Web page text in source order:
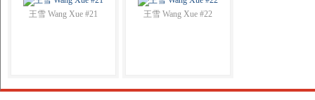
王雪 Wang Xue #21 王雪 Wang Xue #22